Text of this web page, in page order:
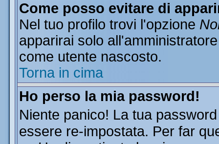
Come posso evitare di
Nel tuo profilo trovi l'opzione
apparirai solo
come utente nascosto.
Torna in cima
Ho perso la mia password!
Niente panico! La tua
essere re-impostata. Per far